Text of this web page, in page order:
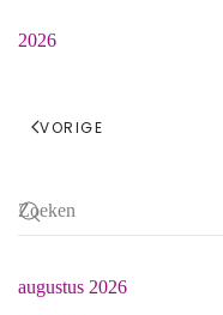
2026
VORIGE
augustus 2026